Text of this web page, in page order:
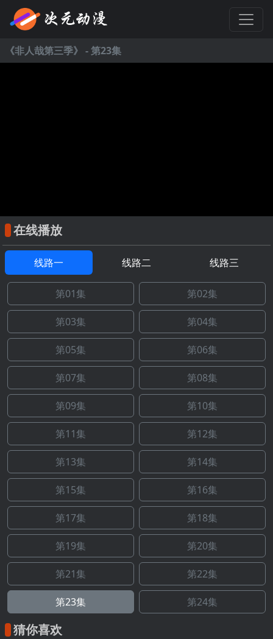
《非人哉第三季》 - 第23集
在线播放
线路一 线路二 线路三
第01集 第02集
第03集 第04集
第05集 第06集
第07集 第08集
第09集 第10集
第11集 第12集
第13集 第14集
第15集 第16集
第17集 第18集
第19集 第20集
第21集 第22集
第23集 第24集
猜你喜欢